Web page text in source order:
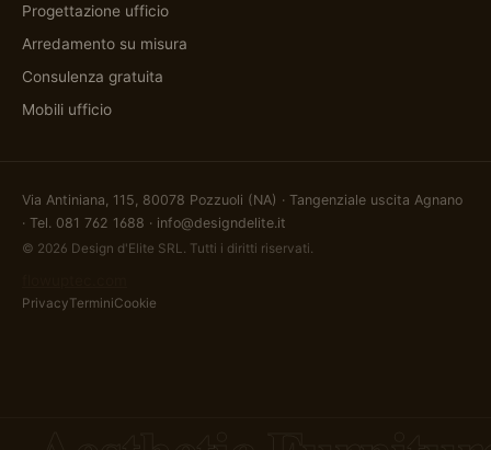
Progettazione ufficio
Arredamento su misura
Consulenza gratuita
Mobili ufficio
Via Antiniana, 115, 80078 Pozzuoli (NA) · Tangenziale uscita Agnano
· Tel. 081 762 1688 · info@designdelite.it
© 2026 Design d'Elite SRL. Tutti i diritti riservati.
PrivacyTerminiCookie